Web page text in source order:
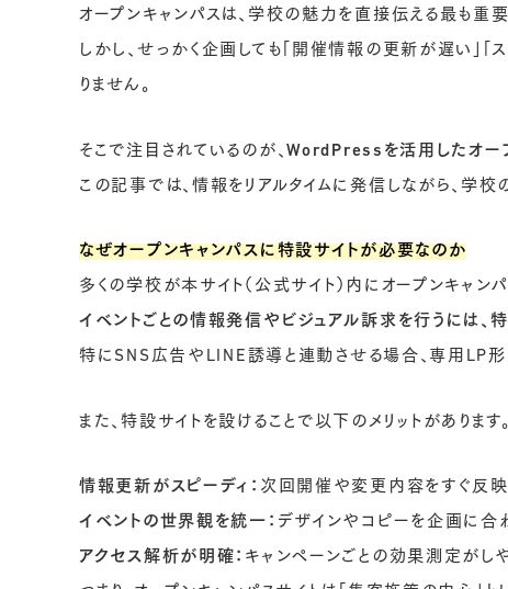
オープンキャンパスは、学校の魅力を直接伝える最も重要
しかし、せっかく企画しても「開催情報の更新が遅い」
りません。
そこで注目されているのが、WordPressを活用したオー
この記事では、情報をリアルタイムに発信しながら、学
なぜオープンキャンパスに特設サイトが必要なのか
多くの学校が本サイト（公式サイト）内にオープンキャン
イベントごとの情報発信やビジュアル訴求を行うには、
特にSNS広告やLINE誘導と連動させる場合、専用LP
また、特設サイトを設けることで以下のメリットがあります。
情報更新がスピーディ： 次回開催や変更内容をすぐ反映
イベントの世界観を統一： デザインやコピーを企画に合
アクセス解析が明確： キャンペーンごとの効果測定がし